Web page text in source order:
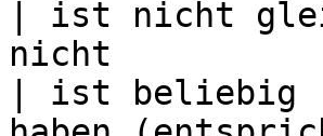
| ist nicht
nicht
| ist beliebig